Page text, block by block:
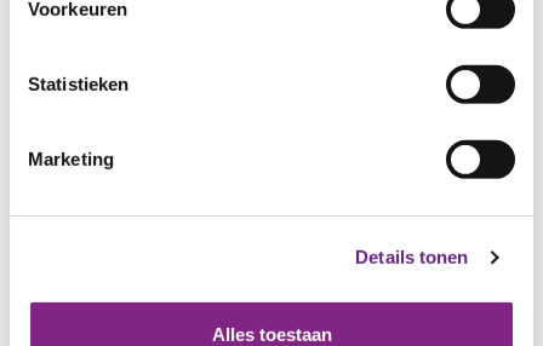
Voorkeuren
Statistieken
Marketing
Details tonen
Alles toestaan